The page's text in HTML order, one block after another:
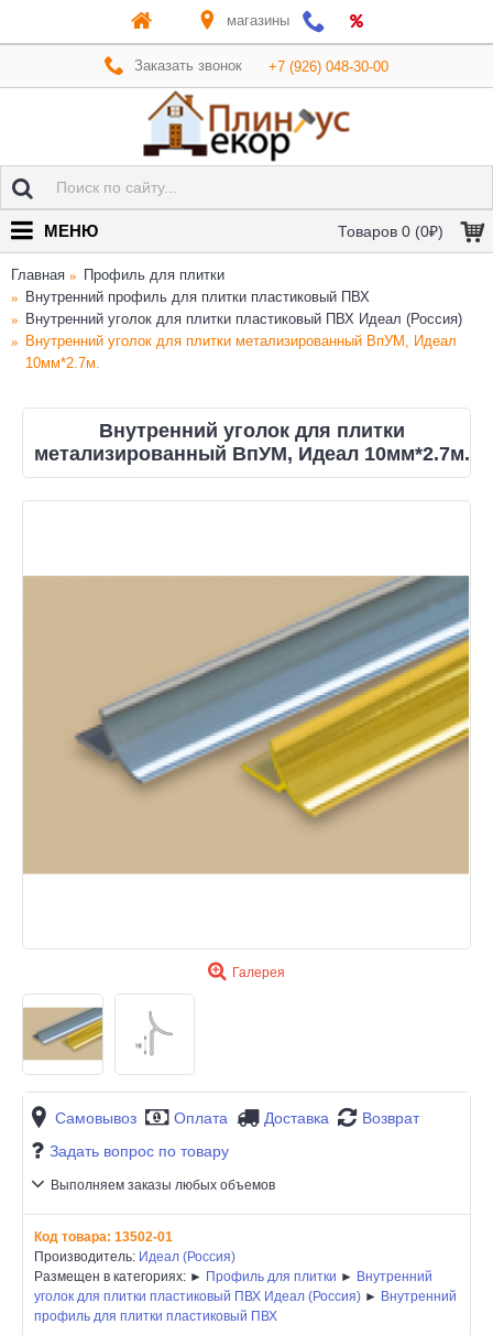
магазины
Заказать звонок +7 (926) 048-30-00
Товаров 0 (0₽)
МЕНЮ
Главная
Профиль для плитки
Внутренний профиль для плитки пластиковый ПВХ
Внутренний уголок для плитки пластиковый ПВХ Идеал (Россия)
Внутренний уголок для плитки метализированный ВпУМ, Идеал
10мм*2.7м.
Внутренний уголок для плитки
метализированный ВпУМ, Идеал 10мм*2.7м.
Галерея
Самовывоз Оплата Доставка
Возврат
Задать вопрос по товару
Выполняем заказы любых объемов
Код товара: 13502-01
Производитель: Идеал (Россия)
Размещен в категориях: ► Профиль для плитки ► Внутренний
уголок для плитки пластиковый ПВХ Идеал (Россия) ► Внутренний
профиль для плитки пластиковый ПВХ